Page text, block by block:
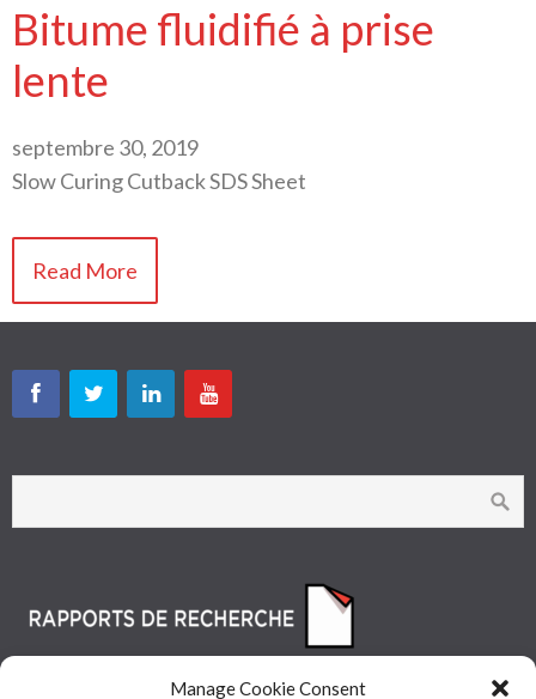
Manage Cookie Consent
Bitume fluidifié à prise
lente
septembre 30, 2019
Slow Curing Cutback SDS Sheet
Read More